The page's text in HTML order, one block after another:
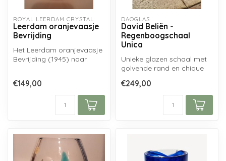
ROYAL LEERDAM CRYSTAL
Leerdam oranjevaasje
Bevrijding
Het Leerdam oranjevaasje
Bevrijding (1945) naar
€149,00
DAOGLAS
David Beliën -
Regenboogschaal
Unica
Unieke glazen schaal met
golvende rand en chique
handgemaakt u...
€249,00